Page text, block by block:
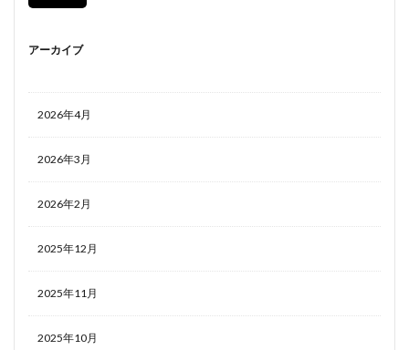
アーカイブ
2026年4月
2026年3月
2026年2月
2025年12月
2025年11月
2025年10月